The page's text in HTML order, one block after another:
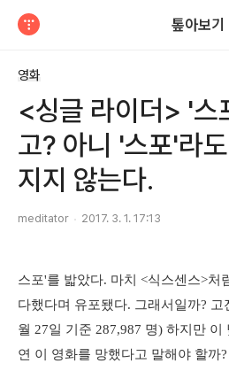
톺아보기
영화
<싱글 라이더> '스
고? 아니 '스포'라
지지 않는다.
meditator 2017. 3. 1. 17:13
스포'를 밟았다. 마치 <식스센스>처
다했다며 유포됐다. 그래서일까?
월 27일 기준 287,987 명) 하지만
연 이 영화를 망했다고 말해야 할까